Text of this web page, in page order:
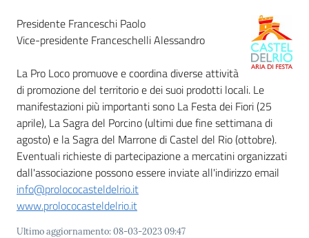
Servizi
Castel
del
Rio
Servizi
on-
line
Presidente Franceschi Paolo
Vice-presidente Franceschelli Alessandro
La Pro Loco promuove e coordina diverse attività
di promozione del territorio e dei suoi prodotti locali. Le
manifestazioni più importanti sono La Festa dei Fiori (25
aprile), La Sagra del Porcino (ultimi due fine settimana di
agosto) e la Sagra del Marrone di Castel del Rio (ottobre).
Eventuali richieste di partecipazione a mercatini organizzati
dall'associazione possono essere inviate all'indirizzo email
info@prolococasteldelrio.it
www.prolococasteldelrio.it
Ultimo aggiornamento:08-03-2023 09:47